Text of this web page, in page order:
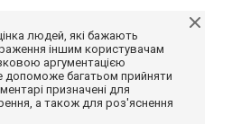
людей, які бажають
іншим користувачам
аргументацією
допоможе багатьом прийняти
призначені для
а також для роз'яснення